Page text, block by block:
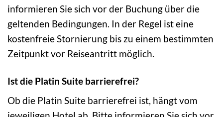
informieren Sie sich vor der Buchung über die
geltenden Bedingungen. In der Regel ist eine
kostenfreie Stornierung bis zu einem bestimmten
Zeitpunkt vor Reiseantritt möglich.
Ist die Platin Suite barrierefrei?
Ob die Platin Suite barrierefrei ist, hängt vom